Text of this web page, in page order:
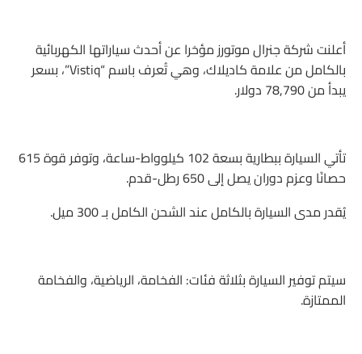
أعلنت شركة جنرال موتورز مؤخرا عن أحدث سياراتها الكهربائية
بالكامل من علامة كاديلاك، وهي تُعرف باسم “Vistiq”، بسعر
يبدأ من 78,790 دولار.
تأتي السيارة ببطارية بسعة 102 كيلوواط-ساعة، وتوفر قوة 615
حصانًا وعزم دوران يصل إلى 650 رطل-قدم.
يُقدر مدى السيارة بالكامل عند الشحن الكامل بـ 300 ميل.
سيتم توفير السيارة بثلاثة فئات: الفخامة، الرياضية، والفخامة
الممتازة.